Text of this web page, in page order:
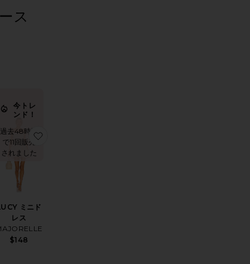
ス
マキシドレス
気に入りRIYAN ミディ丈ドレス
今トレ
ンド！
過去48時間
で11回販売
されました
ミニド
レス
$148